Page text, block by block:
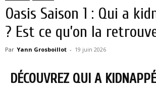
Oasis Saison 1 : Qui a
? Est ce qu’on la
Par Yann Grosboillot - 19 juin 2026
DÉCOUVREZ QUI A